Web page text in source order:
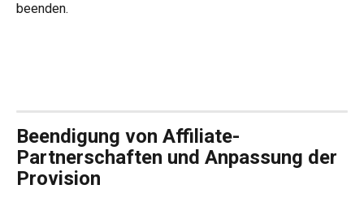
beenden.
Beendigung von Affiliate-
Partnerschaften und Anpassung der
Provision